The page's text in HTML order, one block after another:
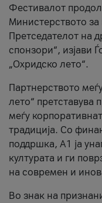
Фестивалот
Министерството за
Претседателот на
спонзори“, изјави
„Охридско лето“.
Партнерството
лето“ претставува
меѓу
традиција. Со
поддршка, A1 ја
културата и ги
на современ и
Во знак на